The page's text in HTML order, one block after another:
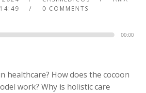
0 COMMENTS
00:00
healthcare? How does the cocoon
work? Why is holistic care